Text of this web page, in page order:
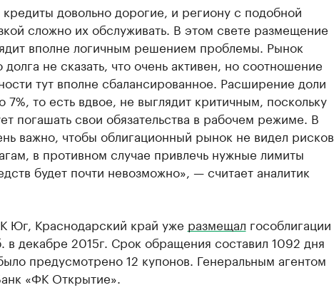
довольно дорогие, и региону с подобной
сложно их обслуживать. В этом свете размещение
вполне логичным решением проблемы. Рынок
долга не сказать, что очень активен, но соотношение
тут вполне сбалансированное. Расширение доли
7%, то есть вдвое, не выглядит критичным, поскольку
погашать свои обязательства в рабочем режиме. В
важно, чтобы облигационный рынок не видел рисков
в противном случае привлечь нужные лимиты
будет почти невозможно», — считает аналитик
Юг, Краснодарский край уже размещал гособлигации
в декабре 2015г. Срок обращения составил 1092 дня
предусмотрено 12 купонов. Генеральным агентом
«ФК Открытие».